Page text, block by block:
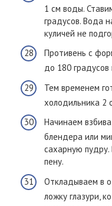
1 см воды.
градусов. Вода
куличей не
Противень с
до 180
Тем временем
холодильника 2
Начинаем
блендера или
сахарную пудру.
пену.
Откладываем в
ложку глазури,